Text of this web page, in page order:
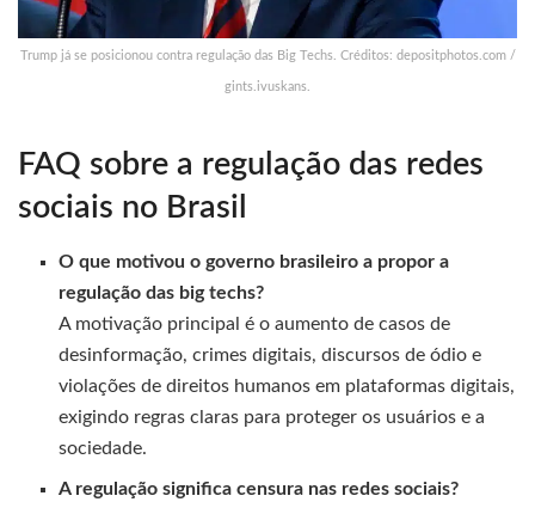
Trump já se posicionou contra regulação das Big Techs. Créditos: depositphotos.com /
gints.ivuskans.
FAQ sobre a regulação das redes
sociais no Brasil
O que motivou o governo brasileiro a propor a
regulação das big techs?
A motivação principal é o aumento de casos de
desinformação, crimes digitais, discursos de ódio e
violações de direitos humanos em plataformas digitais,
exigindo regras claras para proteger os usuários e a
sociedade.
A regulação significa censura nas redes sociais?